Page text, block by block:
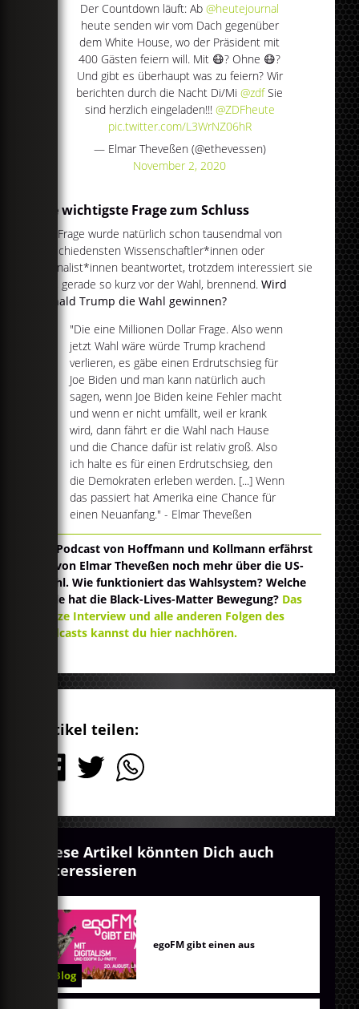
Der Countdown läuft: Ab @heutejournal
heute senden wir vom Dach gegenüber
dem White House, wo der Präsident mit
400 Gästen feiern will. Mit 😷? Ohne 😷?
Und gibt es überhaupt was zu feiern? Wir
berichten durch die Nacht Di/Mi @zdfSie
sind herzlich eingeladen!!! @ZDFheute
pic.twitter.com/L3WrNZ06hR
— Elmar Theveßen (@ethevessen)
November 2, 2020
Die wichtigste Frage zum Schluss
Die Frage wurde natürlich schon tausendmal von
verschiedensten Wissenschaftler*innen oder
Journalist*innen beantwortet, trotzdem interessiert sie
uns, gerade so kurz vor der Wahl, brennend.Wird
Donald Trump die Wahl gewinnen?
"Die eine Millionen Dollar Frage. Also wenn
jetzt Wahl wäre würde Trump krachend
verlieren, es gäbe einen Erdrutschsieg für
Joe Biden und man kann natürlich auch
sagen, wenn Joe Biden keine Fehler macht
und wenn er nicht umfällt, weil er krank
wird, dann fährt er die Wahl nach Hause
und die Chance dafür ist relativ groß. Also
ich halte es für einen Erdrutschsieg, den
die Demokraten erleben werden. [...] Wenn
das passiert hat Amerika eine Chance für
einen Neuanfang." - Elmar Theveßen
Im Podcast von Hoffmann und Kollmann erfährst
du von Elmar Theveßen noch mehr über die US-
Wahl. Wie funktioniert das Wahlsystem? Welche
Rolle hat die Black-Lives-Matter Bewegung? Das
ganze Interview und alle anderen Folgen des
Podcasts kannst du hier nachhören.
Artikel teilen:
Diese Artikel könnten Dich auch
interessieren
Blog
egoFM gibt einen aus